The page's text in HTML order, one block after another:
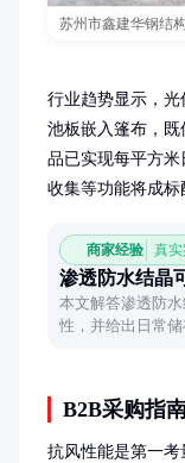
苏州市鑫建华钢结
行业趋势显示，
池板嵌入篷布，
品已实现每平方
收集等功能将成标
商家经验 真实
渗透防水结晶
本文解答渗透防
性，并给出日常
B2B采购指
抗风性能是第一考